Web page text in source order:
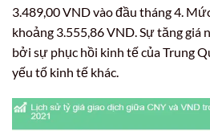
3.489,00 VND vào đầu tháng 4.
khoảng 3.555,86 VND. Sự tăng giá
bởi sự phục hồi kinh tế của Trung
yếu tố kinh tế khác.